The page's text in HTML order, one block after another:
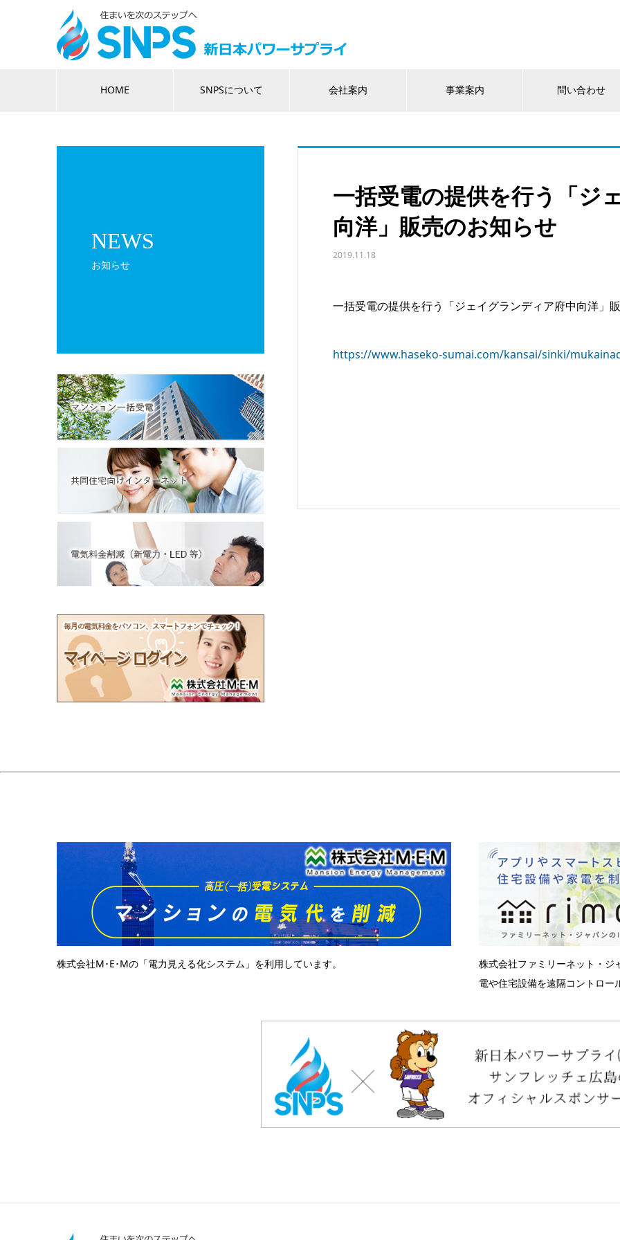
HOME SNPSについて 会社案内 事業案内 問い合わせ
NEWS
お知らせ
一括受電の提供を行う「ジ
向洋」販売のお知らせ
2019.11.18
一括受電の提供を行う「ジェイグランディア府中向洋」
https://www.haseko-sumai.com/kansai/sinki/
株式会社M･E･Mの「電力見える化システム」を利用しています。
株式会社ファミリーネット・ジ
電や住宅設備を遠隔コントロ